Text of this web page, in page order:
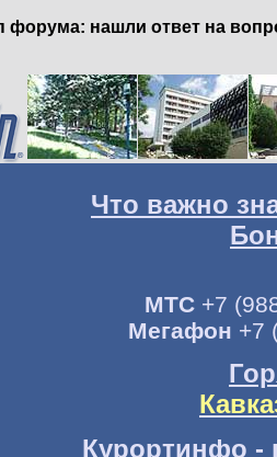
форума: нашли ответ на
Что важно
МТС+7
Мегафон +7
Курортинфо -